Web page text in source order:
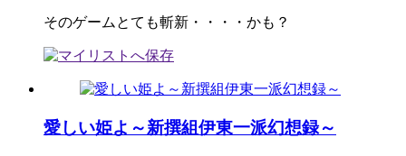
そのゲームとても斬新・・・・かも？
愛しい姫よ～新撰組伊東一派幻想録～